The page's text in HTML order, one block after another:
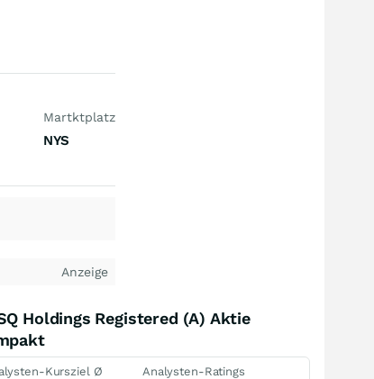
Martktplatz
NYS
Anzeige
Holdings Registered (A) Aktie
Kursziel Ø Analysten-Ratings